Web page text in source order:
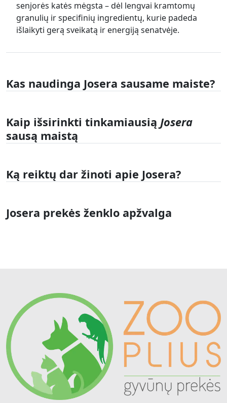
senjorės katės mėgsta – dėl lengvai kramtomų
granulių ir specifinių ingredientų, kurie padeda
išlaikyti gerą sveikatą ir energiją senatvėje.
Kas naudinga Josera sausame maiste?
Kaip išsirinkti tinkamiausią Josera
sausą maistą
Ką reiktų dar žinoti apie Josera?
Josera prekės ženklo apžvalga